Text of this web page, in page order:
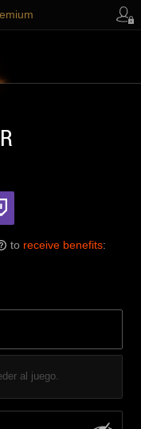
? to receive benefits:
al juego.